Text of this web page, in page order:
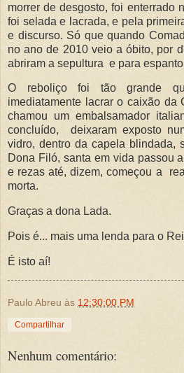
morrer de desgosto, foi enterrado
foi selada e lacrada, e pela
e discurso. Só que quando
no ano de 2010 veio a óbito, por
abriram a sepultura e para
O reboliço foi tão grande
imediatamente lacrar o caixão da
chamou um embalsamador
concluído, deixaram exposto
vidro, dentro da capela blindada,
Dona Filó, santa em vida passou
e rezas até, dizem, começou a
morta.
Graças a dona Lada.
Pois é... mais uma lenda para o
É isto aí!
Paulo Abreu às 12:30:00 PM
Compartilhar
Nenhum comentário: